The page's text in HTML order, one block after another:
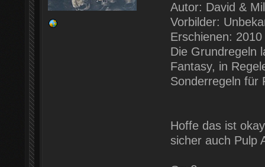
Autor: David &
Vorbilder:
Erschienen: 2010
Die Grundregeln
Fantasy, in
Sonderregeln für
Hoffe das ist
sicher auch Pulp